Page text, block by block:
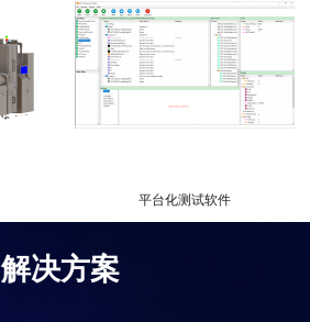
平台化测试软件
解决方案